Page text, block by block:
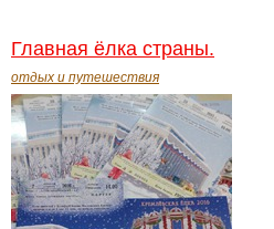
Главная ёлка страны.
отдых и путешествия